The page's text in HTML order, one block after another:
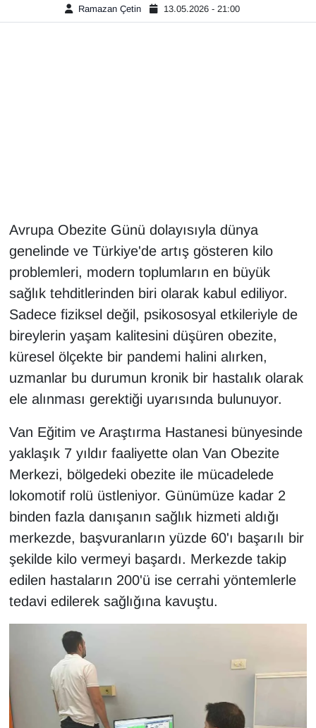
Ramazan Çetin 13.05.2026 - 21:00
Avrupa Obezite Günü dolayısıyla dünya
genelinde ve Türkiye'de artış gösteren kilo
problemleri, modern toplumların en büyük
sağlık tehditlerinden biri olarak kabul ediliyor.
Sadece fiziksel değil, psikososyal etkileriyle de
bireylerin yaşam kalitesini düşüren obezite,
küresel ölçekte bir pandemi halini alırken,
uzmanlar bu durumun kronik bir hastalık olarak
ele alınması gerektiği uyarısında bulunuyor.
Van Eğitim ve Araştırma Hastanesi bünyesinde
yaklaşık 7 yıldır faaliyette olan Van Obezite
Merkezi, bölgedeki obezite ile mücadelede
lokomotif rolü üstleniyor. Günümüze kadar 2
binden fazla danışanın sağlık hizmeti aldığı
merkezde, başvuranların yüzde 60'ı başarılı bir
şekilde kilo vermeyi başardı. Merkezde takip
edilen hastaların 200'ü ise cerrahi yöntemlerle
tedavi edilerek sağlığına kavuştu.
Güncel
Kamu Alımları
Kim Kimdir?
Kültür & Sanat
KURDÎ
MAGAZİN
ONE EKONOMİ
POLİTİKA
Resmi İlanlar
RÖPORTAJ
SAĞLIK
Seri İlan
Sinema - TV
SİYASET